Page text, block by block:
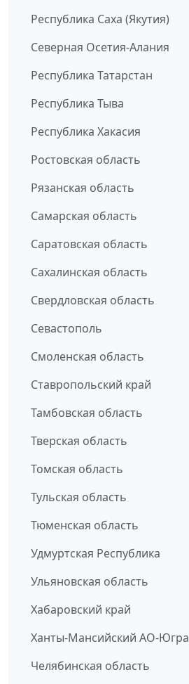
Республика Саха (Якутия)
Северная Осетия-Алания
Республика Татарстан
Республика Тыва
Республика Хакасия
Ростовская область
Рязанская область
Самарская область
Саратовская область
Сахалинская область
Свердловская область
Севастополь
Смоленская область
Ставропольский край
Тамбовская область
Тверская область
Томская область
Тульская область
Тюменская область
Удмуртская Республика
Ульяновская область
Хабаровский край
Ханты-Мансийский АО-Югра
Челябинская область